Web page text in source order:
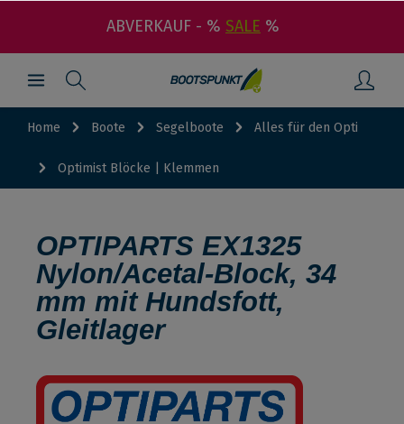
ABVERKAUF - % SALE %
Home Boote Segelboote Alles für den Opti
Optimist Blöcke | Klemmen
OPTIPARTS EX1325
Nylon/Acetal-Block, 34
mm mit Hundsfott,
Gleitlager